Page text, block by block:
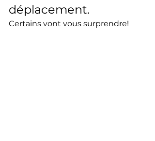
déplacement.
Certains vont vous surprendre!